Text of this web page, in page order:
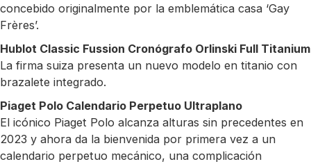
concebido originalmente por la emblemática casa ‘Gay
Frères’.
Hublot Classic Fussion Cronógrafo Orlinski Full Titanium
La firma suiza presenta un nuevo modelo en titanio con
brazalete integrado.
Piaget Polo Calendario Perpetuo Ultraplano
El icónico Piaget Polo alcanza alturas sin precedentes en
2023 y ahora da la bienvenida por primera vez a un
calendario perpetuo mecánico, una complicación